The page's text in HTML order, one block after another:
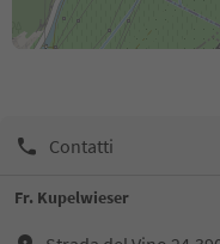
Contatti
Fr. Kupelwieser